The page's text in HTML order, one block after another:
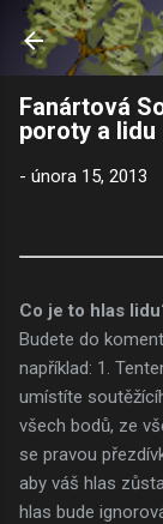
Fanártová
poroty a lidu
- února 15, 2013
Co je to hlas
Budete do
například: 1.
umístíte
všech bodů, ze
se pravou
aby váš hlas
hlas bude